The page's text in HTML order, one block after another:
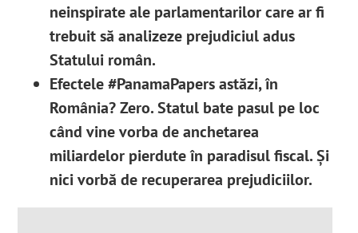
neinspirate ale parlamentarilor care ar fi
trebuit să analizeze prejudiciul adus
Statului român.
Efectele #PanamaPapers astăzi, în
România? Zero. Statul bate pasul pe loc
când vine vorba de anchetarea
miliardelor pierdute în paradisul fiscal. Și
nici vorbă de recuperarea prejudiciilor.